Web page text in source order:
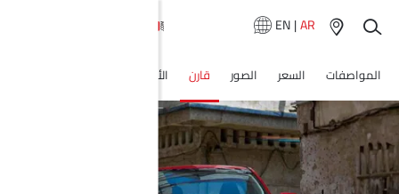
EN|AR
المواصفات السعر الصور قارن الأسئلة الشائعة